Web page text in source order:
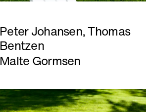
Peter Johansen,Thomas
Bentzen
Malte Gormsen